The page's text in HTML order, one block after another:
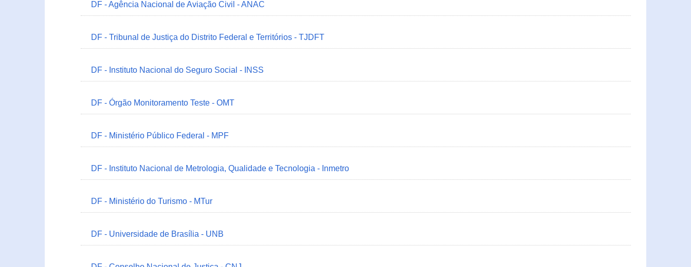
DF - Agência Nacional de Aviação Civil - ANAC
DF - Tribunal de Justiça do Distrito Federal e Territórios - TJDFT
DF - Instituto Nacional do Seguro Social - INSS
DF - Órgão Monitoramento Teste - OMT
DF - Ministério Público Federal - MPF
DF - Instituto Nacional de Metrologia, Qualidade e Tecnologia - Inmetro
DF - Ministério do Turismo - MTur
DF - Universidade de Brasília - UNB